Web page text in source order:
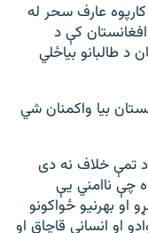
عارف سحر له
کې د
د طالبانو بیاځلي
بیا واکمنان شي
د تمې خلاف نه دی
چې ناامني یې
بهرنیو ځواکونو
او انساني قاچاق او